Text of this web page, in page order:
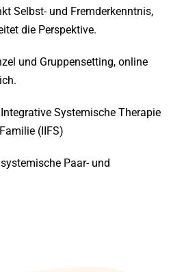
Selbst- und Fremderkenntnis,
die Perspektive.
und Gruppensetting, online
Systemische Therapie
(IIFS)
Paar- und